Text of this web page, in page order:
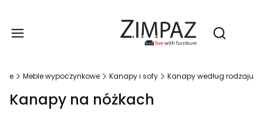
Otwórz
Meble wypoczynkowe Kanapy i sofy Kanapy według rodzaju
Kanapy na nóżkach